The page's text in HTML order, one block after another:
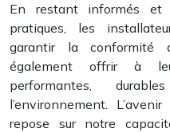
En restant informés et
pratiques, les
garantir la conformité
également offrir à
performantes,
l’environnement.
repose sur notre